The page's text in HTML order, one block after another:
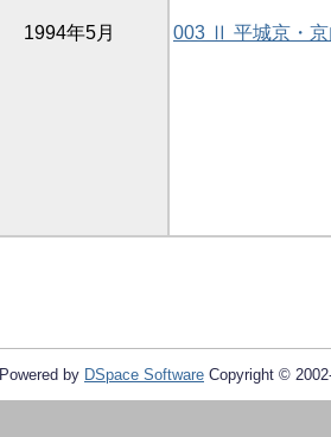
1994年5月 003 Ⅱ 平城京・
Powered by DSpace Software Copyright ©